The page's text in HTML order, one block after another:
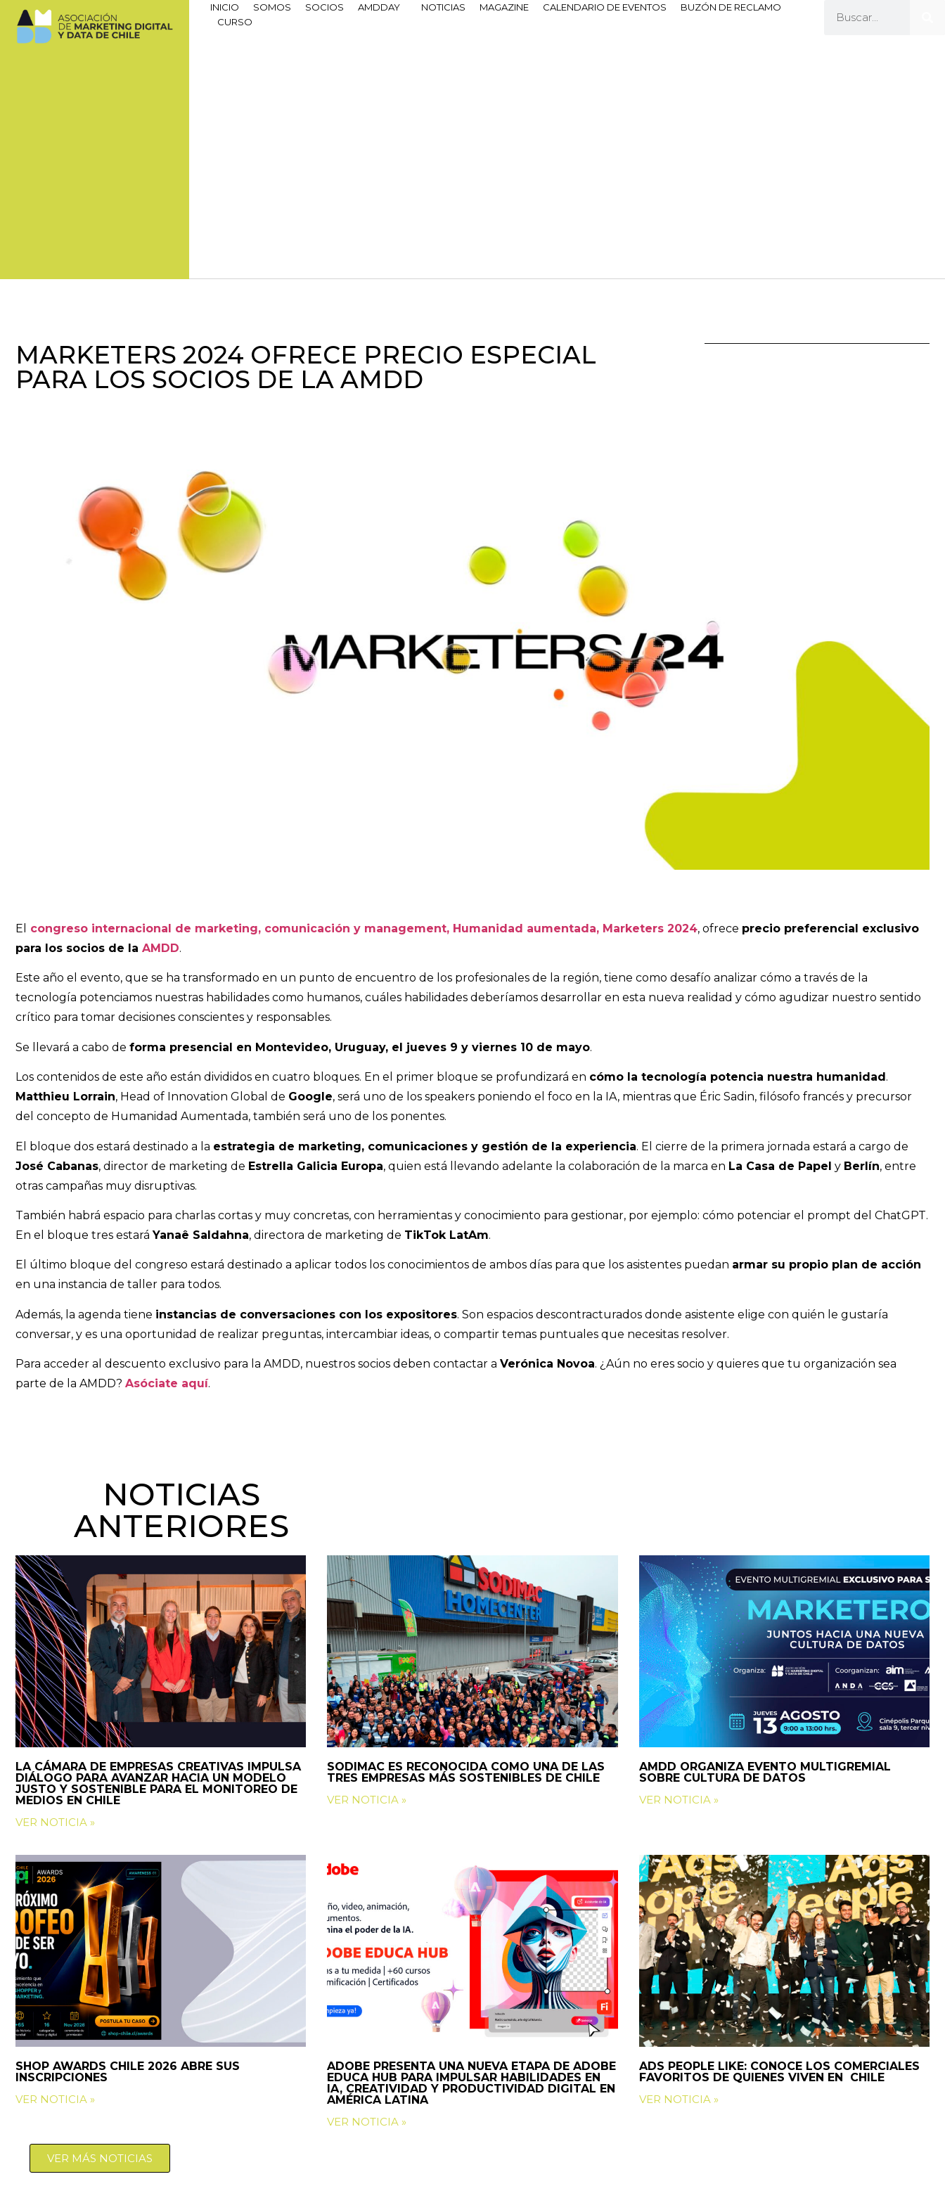
INICIO SOMOS SOCIOS AMDDAY NOTICIAS MAGAZINE CALENDARIO DE EVENTOS
BUZÓN DE RECLAMO
CURSO
MARKETERS 2024 OFRECE PRECIO ESPECIAL
PARA LOS SOCIOS DE LA AMDD
El congreso internacional de marketing, comunicación y management, Humanidad aumentada, Marketers 2024, ofrece precio preferencial exclusivo
para los socios de la AMDD.
Este año el evento, que se ha transformado en un punto de encuentro de los profesionales de la región, tiene como desafío analizar cómo a través de la
tecnología potenciamos nuestras habilidades como humanos, cuáles habilidades deberíamos desarrollar en esta nueva realidad y cómo agudizar nuestro sentido
crítico para tomar decisiones conscientes y responsables.
Se llevará a cabo de forma presencial en Montevideo, Uruguay, el jueves 9 y viernes 10 de mayo.
Los contenidos de este año están divididos en cuatro bloques. En el primer bloque se profundizará en cómo la tecnología potencia nuestra humanidad.
Matthieu Lorrain, Head of Innovation Global de Google, será uno de los speakers poniendo el foco en la IA, mientras que Éric Sadin, filósofo francés y precursor
del concepto de Humanidad Aumentada, también será uno de los ponentes.
El bloque dos estará destinado a la estrategia de marketing, comunicaciones y gestión de la experiencia. El cierre de la primera jornada estará a cargo de
José Cabanas, director de marketing de Estrella Galicia Europa, quien está llevando adelante la colaboración de la marca en La Casa de Papel y Berlín, entre
otras campañas muy disruptivas.
También habrá espacio para charlas cortas y muy concretas, con herramientas y conocimiento para gestionar, por ejemplo: cómo potenciar el prompt del ChatGPT.
En el bloque tres estaráYanaê Saldahna, directora de marketing de TikTok LatAm.
El último bloque del congreso estará destinado a aplicar todos los conocimientos de ambos días para que los asistentes puedan armar su propio plan de acción
en una instancia de taller para todos.
Además, la agenda tiene instancias de conversaciones con los expositores. Son espacios descontracturados donde asistente elige con quién le gustaría
conversar, y es una oportunidad de realizar preguntas, intercambiar ideas, o compartir temas puntuales que necesitas resolver.
Para acceder al descuento exclusivo para la AMDD, nuestros socios deben contactar a Verónica Novoa. ¿Aún no eres socio y quieres que tu organización sea
parte de la AMDD? Asóciate aquí.
NOTICIAS
ANTERIORES
LA CÁMARA DE EMPRESAS CREATIVAS IMPULSA
DIÁLOGO PARA AVANZAR HACIA UN MODELO
JUSTO Y SOSTENIBLE PARA EL MONITOREO DE
MEDIOS EN CHILE
VER NOTICIA »
SODIMAC ES RECONOCIDA COMO UNA DE LAS
TRES EMPRESAS MÁS SOSTENIBLES DE CHILE
VER NOTICIA »
AMDD ORGANIZA EVENTO MULTIGREMIAL
SOBRE CULTURA DE DATOS
VER NOTICIA »
SHOP AWARDS CHILE 2026 ABRE SUS
INSCRIPCIONES
VER NOTICIA »
ADOBE PRESENTA UNA NUEVA ETAPA DE ADOBE
EDUCA HUB PARA IMPULSAR HABILIDADES EN
IA, CREATIVIDAD Y PRODUCTIVIDAD DIGITAL EN
AMÉRICA LATINA
VER NOTICIA »
ADS PEOPLE LIKE: CONOCE LOS COMERCIALES
FAVORITOS DE QUIENES VIVEN EN CHILE
VER NOTICIA »
VER MÁS NOTICIAS